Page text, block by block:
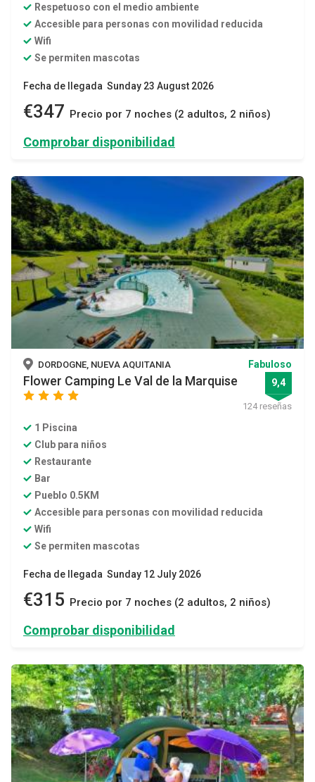
Respetuoso con el medio ambiente
Accesible para personas con movilidad reducida
Wifi
Se permiten mascotas
Fecha de llegada Sunday 23 August 2026
€347 Precio por 7 noches (2 adultos, 2 niños)
Comprobar disponibilidad
DORDOGNE, NUEVA AQUITANIA
Flower Camping Le Val de la Marquise
star star star
Fabuloso
9,4
124 reseñas
1 Piscina
Club para niños
Restaurante
Bar
Pueblo 0.5KM
Accesible para personas con movilidad reducida
Wifi
Se permiten mascotas
Fecha de llegada Sunday 12 July 2026
€315 Precio por 7 noches (2 adultos, 2 niños)
Comprobar disponibilidad